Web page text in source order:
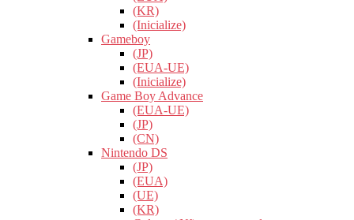
(KR)
(Inicialize)
Gameboy
(JP)
(EUA-UE)
(Inicialize)
Game Boy Advance
(EUA-UE)
(JP)
(CN)
Nintendo DS
(JP)
(EUA)
(UE)
(KR)